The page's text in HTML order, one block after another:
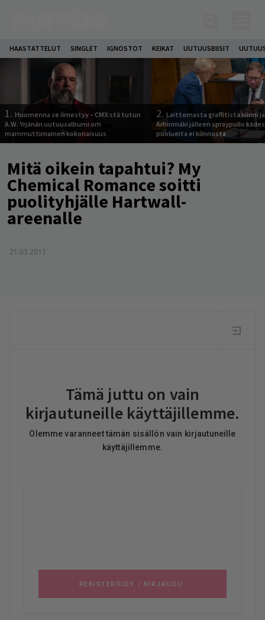
HAASTATTELUT SINGLET IGNOSTOT KEIKAT UUTUUSBIISIT
1. Huomenna se ilmestyy – CMX:stä tutun
A.W. Yrjänän uutuusalbumi om
mammuttimainen kokonaisuus
2. Laittomasta graffitista kiinni
Arhinmäki jälleen spraypullo
puolueita ei kiinnosta
Mitä oikein tapahtui? My
Chemical Romance soitti
puolityhjälle Hartwall-
areenalle
21.03.2011